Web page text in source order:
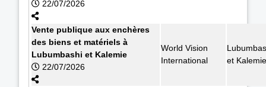
22/07/2026
Vente publique aux enchères
des biens et matériels à
Lubumbashi et Kalemie
22/07/2026
World Vision
International
et Kalemie